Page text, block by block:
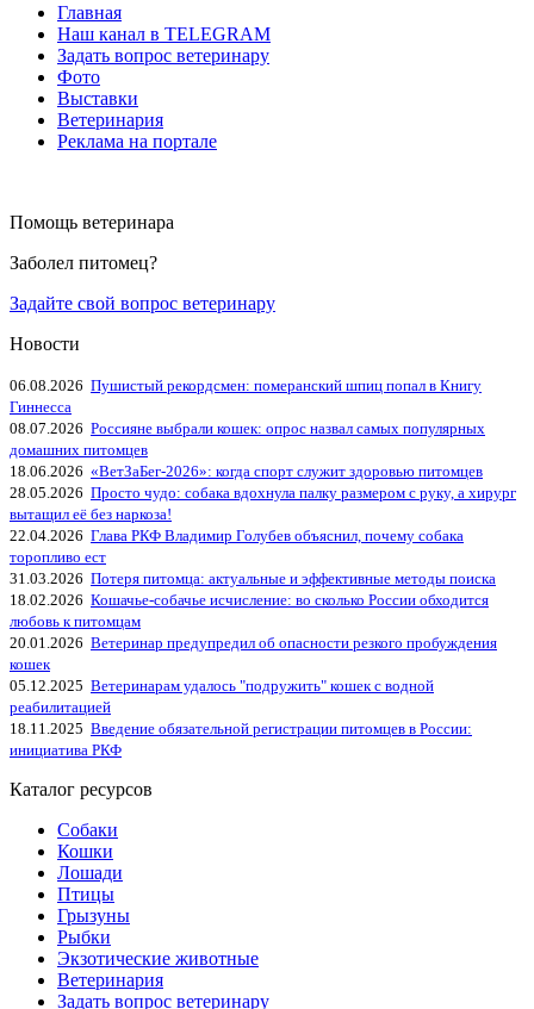
Главная
Наш канал в TELEGRAM
Задать вопрос ветеринару
Фото
Выставки
Ветеринария
Реклама на портале
Помощь ветеринара
Заболел питомец?
Задайте свой вопрос ветеринару
Новости
06.08.2026 Пушистый рекордсмен: померанский шпиц попал в Книгу
Гиннесса
08.07.2026 Россияне выбрали кошек: опрос назвал самых популярных
домашних питомцев
18.06.2026 «ВетЗаБег‑2026»: когда спорт служит здоровью питомцев
28.05.2026 Просто чудо: собака вдохнула палку размером с руку, а хирург
вытащил её без наркоза!
22.04.2026 Глава РКФ Владимир Голубев объяснил, почему собака
торопливо ест
31.03.2026 Потеря питомца: актуальные и эффективные методы поиска
18.02.2026 Кошачье-собачье исчисление: во сколько России обходится
любовь к питомцам
20.01.2026 Ветеринар предупредил об опасности резкого пробуждения
кошек
05.12.2025 Ветеринарам удалось "подружить" кошек с водной
реабилитацией
18.11.2025 Введение обязательной регистрации питомцев в России:
инициатива РКФ
Каталог ресурсов
Собаки
Кошки
Лошади
Птицы
Грызуны
Рыбки
Экзотические животные
Ветеринария
Задать вопрос ветеринару